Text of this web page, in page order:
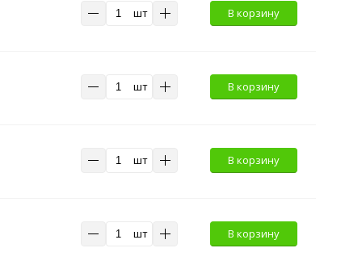
шт В корзину
шт В корзину
шт В корзину
шт В корзину